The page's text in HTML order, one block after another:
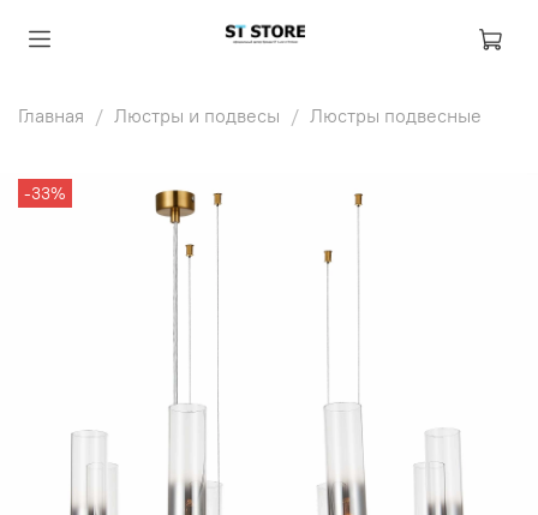
Главная Люстры и подвесы Люстры подвесные
-33%